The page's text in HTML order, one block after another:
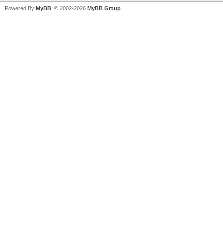
Powered By MyBB , © 2002-2026 MyBB Group